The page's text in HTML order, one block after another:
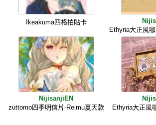
Ikeakuma四格拍貼卡
Ethyria大正風
NijisanjiEN
zuttomo四季明信片-Reimu夏天款
Ethyria大正風